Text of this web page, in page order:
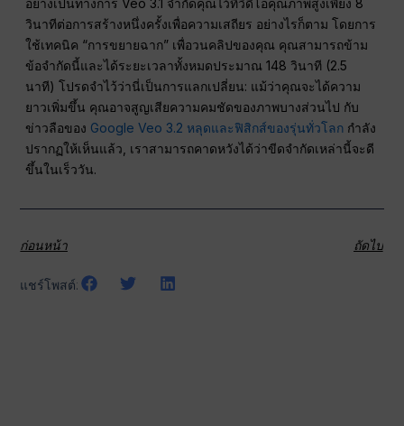
วินาทีต่อการสร้างหนึ่งครั้งเพื่อความเสถียร อย่างไรก็ตาม โดยการ
ใช้เทคนิค “การขยายฉาก” เพื่อวนคลิปของคุณ คุณสามารถข้าม
ข้อจำกัดนี้และได้ระยะเวลาทั้งหมดประมาณ 148 วินาที (2.5
นาที) โปรดจำไว้ว่านี่เป็นการแลกเปลี่ยน: แม้ว่าคุณจะได้ความ
ยาวเพิ่มขึ้น คุณอาจสูญเสียความคมชัดของภาพบางส่วนไป กับ
ข่าวลือของ Google Veo 3.2 หลุดและฟิสิกส์ของรุ่นทั่วโลก กำลัง
ปรากฏให้เห็นแล้ว, เราสามารถคาดหวังได้ว่าขีดจำกัดเหล่านี้จะดี
ขึ้นในเร็ววัน.
ก่อนหน้า ถัดไป
แชร์โพสต์: